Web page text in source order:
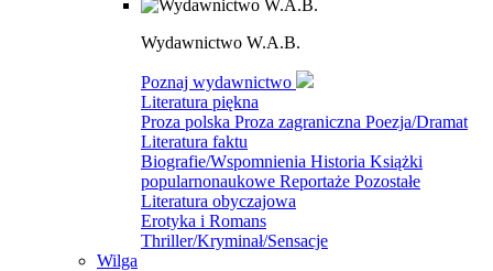
Wydawnictwo W.A.B.
Poznaj wydawnictwo
Literatura piękna
Proza polska Proza zagraniczna Poezja/Dramat
Literatura faktu
Biografie/Wspomnienia Historia Książki
popularnonaukowe Reportaże Pozostałe
Literatura obyczajowa
Erotyka i Romans
Thriller/Kryminał/Sensacje
Wilga